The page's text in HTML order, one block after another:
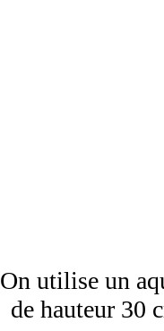
On utilise un
de hauteur 30